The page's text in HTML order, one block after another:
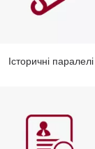
Історичні паралелі